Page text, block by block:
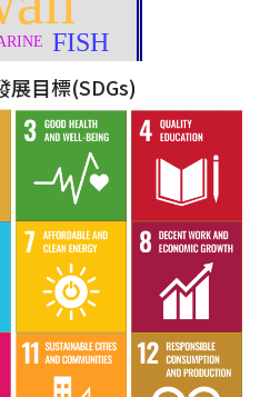
目標(SDGs)